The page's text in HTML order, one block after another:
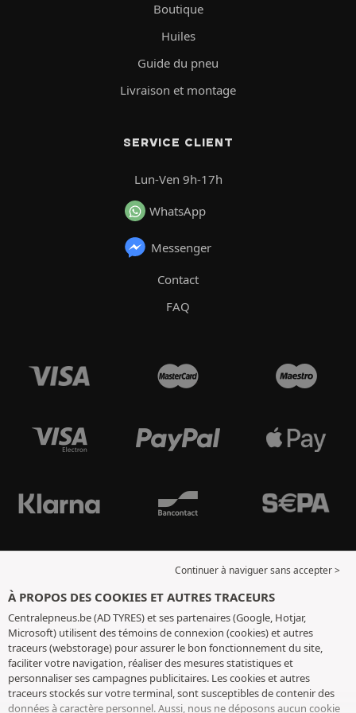
Boutique
Huiles
Guide du pneu
Livraison et montage
SERVICE CLIENT
Lun-Ven 9h-17h
WhatsApp
Messenger
Contact
FAQ
Continuer à naviguer sans accepter >
À PROPOS DES COOKIES ET AUTRES TRACEURS
Centralepneus.be (AD TYRES) et ses partenaires (Google, Hotjar,
Microsoft) utilisent des témoins de connexion (cookies) et autres
traceurs (webstorage) pour assurer le bon fonctionnement du site,
faciliter votre navigation, réaliser des mesures statistiques et
personnaliser ses campagnes publicitaires. Les cookies et autres
traceurs stockés sur votre terminal, sont susceptibles de contenir des
données à caractère personnel. Aussi, nous ne déposons aucun cookie